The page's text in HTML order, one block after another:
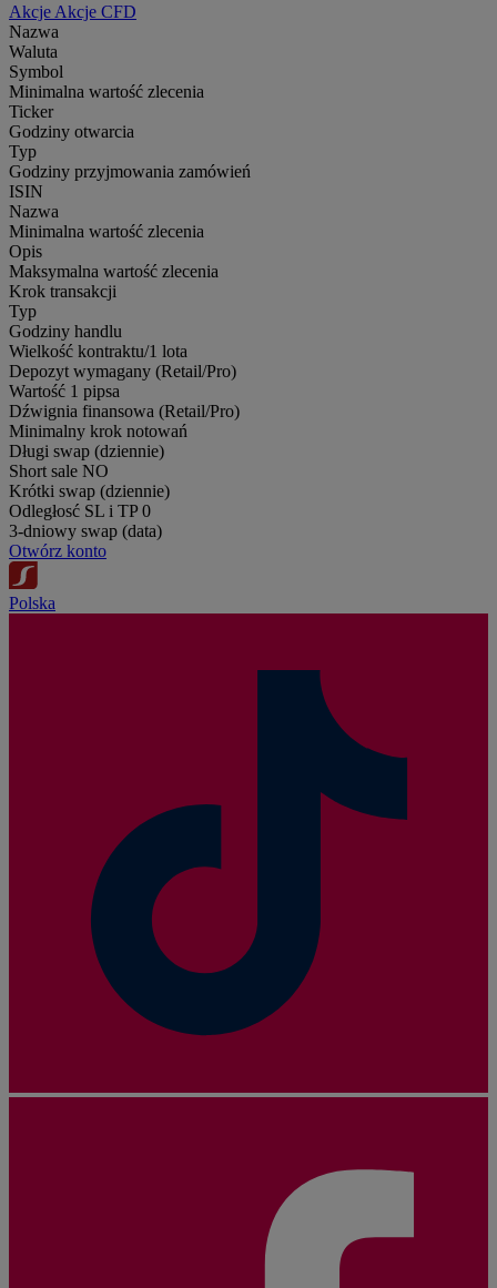
Akcje Akcje CFD
Nazwa
Waluta
Symbol
Minimalna wartość zlecenia
Ticker
Godziny otwarcia
Typ
Godziny przyjmowania zamówień
ISIN
Nazwa
Minimalna wartość zlecenia
Opis
Maksymalna wartość zlecenia
Krok transakcji
Typ
Godziny handlu
Wielkość kontraktu/1 lota
Depozyt wymagany (Retail/Pro)
Wartość 1 pipsa
Dźwignia finansowa (Retail/Pro)
Minimalny krok notowań
Długi swap (dziennie)
Short sale NO
Krótki swap (dziennie)
Odległosć SL i TP 0
3-dniowy swap (data)
Otwórz konto
Polska